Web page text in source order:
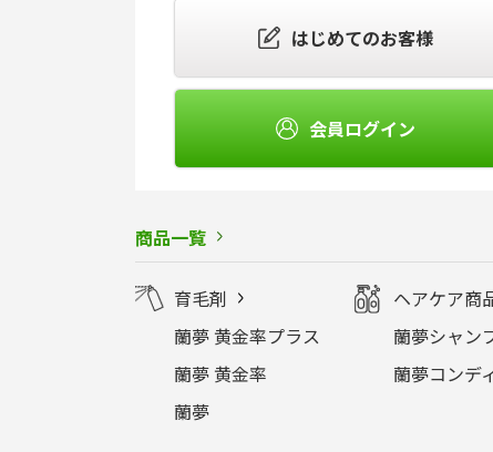
はじめてのお客様
会員ログイン
商品一覧
育毛剤
蘭夢 黄金率プラス
蘭夢 黄金率
蘭夢
ヘアケア商
蘭夢シャン
蘭夢コンデ